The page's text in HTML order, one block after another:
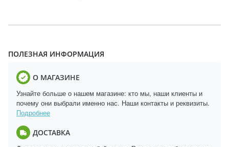
ПОЛЕЗНАЯ ИНФОРМАЦИЯ
О МАГАЗИНЕ
Узнайте больше о нашем магазине: кто мы, наши клиенты и
почему они выбрали именно нас. Наши контакты и реквизиты.
Подробнее
ДОСТАВКА